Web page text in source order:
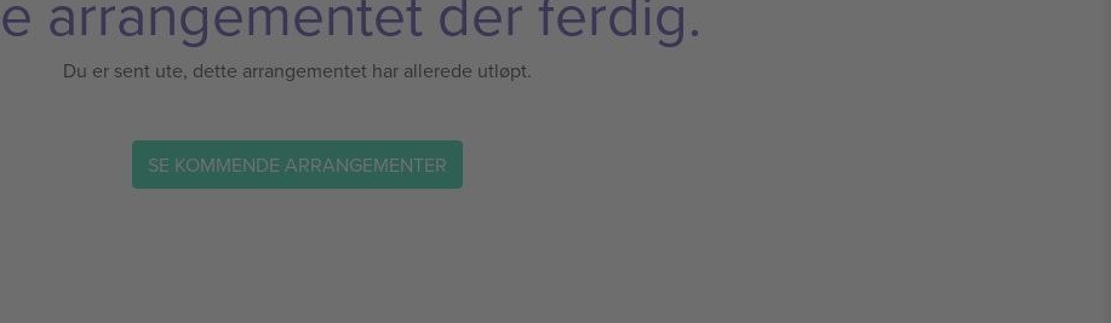
Du er sent ute, dette arrangementet har allerede utløpt.
SE KOMMENDE ARRANGEMENTER